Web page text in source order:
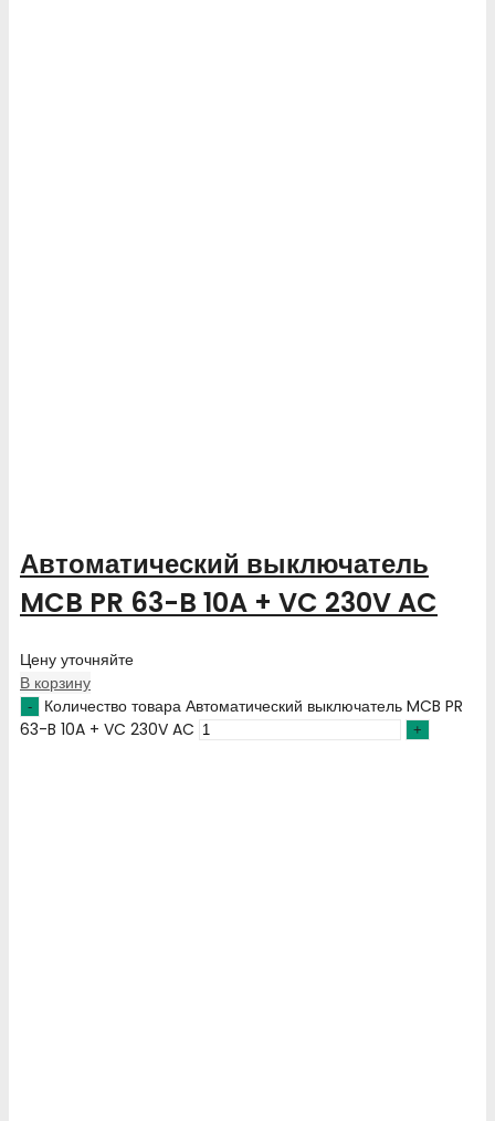
Автоматический выключатель
MCB PR 63-B 10A + VC 230V AC
Цену уточняйте
В корзину
Количество товара Автоматический выключатель MCB PR
63-B 10A + VC 230V AC